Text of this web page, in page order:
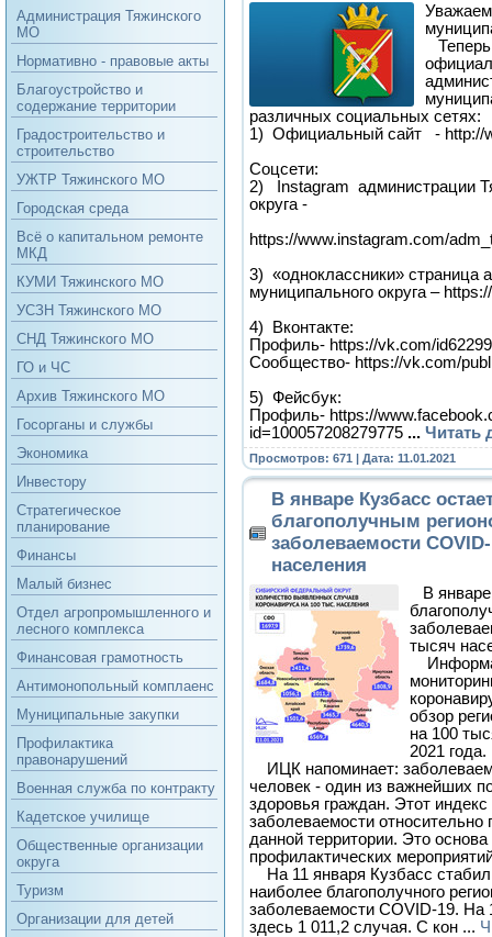
Администрация Тяжинского
МО
Нормативно - правовые акты
Благоустройство и
содержание территории
Градостроительство и
строительство
УЖТР Тяжинского МО
Городская среда
Всё о капитальном ремонте
МКД
КУМИ Тяжинского МО
УСЗН Тяжинского МО
СНД Тяжинского МО
ГО и ЧС
Архив Тяжинского МО
Госорганы и службы
Экономика
Инвестору
Стратегическое
планирование
Финансы
Малый бизнес
Отдел агропромышленного и
лесного комплекса
Финансовая грамотность
Антимонопольный комплаенс
Муниципальные закупки
Профилактика
правонарушений
Военная служба по контракту
Кадетское училище
Общественные организации
округа
Туризм
Организации для детей
различных социальных сетях:
1) Официальный сайт - http://
Соцсети:
2) Instagram администрации
округа -
https://www.instagram.com/
3) «одноклассники» страница
муниципального округа –
4) Вконтакте:
Профиль- https://vk.com/
Сообщество- https://vk.com/
5) Фейсбук:
Профиль- https://
id=100057208279775 ... Читать
Просмотров: 671 | Дата: 11.01.2021
В январе Кузбасс
благополучным
заболеваемости
населения
В январе
тысяч
обзор
на 100
2021 года.
ИЦК напоминает:
человек - один из важнейших
здоровья граждан. Этот
заболеваемости относительно
данной территории. Это
профилактических
На 11 января Кузбасс
наиболее благополучного
заболеваемости COVID-19. На
здесь 1 011,2 случая. С кон ...